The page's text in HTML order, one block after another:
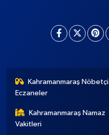
Kahramanmaraş Nöbetçi
Eczaneler
Kahramanmaraş Namaz
Vakitleri